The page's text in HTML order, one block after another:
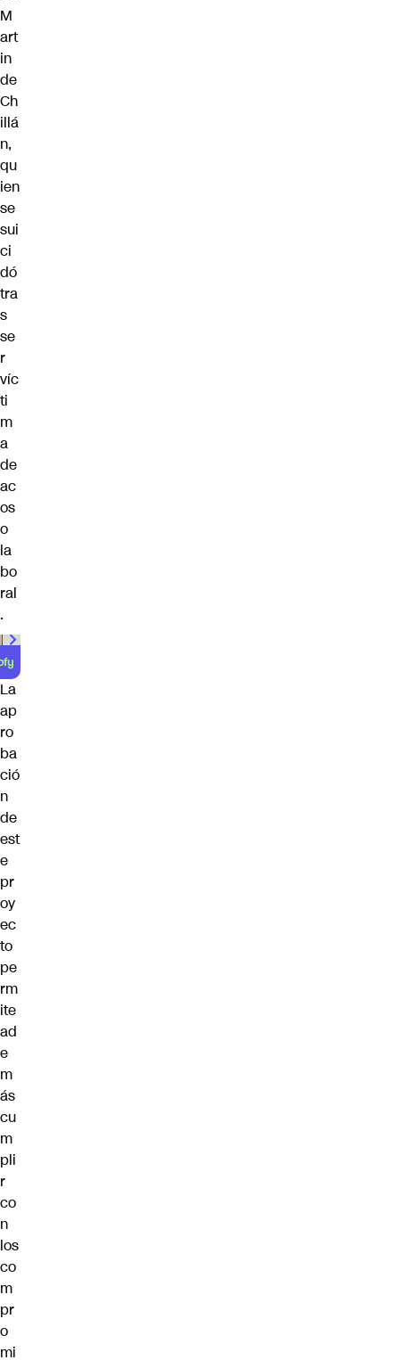
M
art
in
de
Ch
illá
n,
qu
ien
se
sui
ci
dó
tra
s
se
r
víc
ti
m
a
de
ac
os
o
la
bo
ral
.
La
ap
ro
ba
ció
n
de
est
e
pr
oy
ec
to
pe
rm
ite
ad
e
m
ás
cu
m
pli
r
co
n
los
co
m
pr
o
mi